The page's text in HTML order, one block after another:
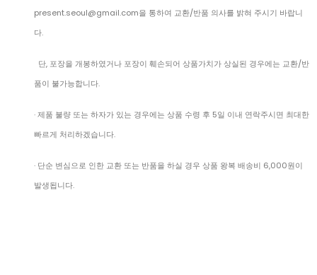
present.seoul@gmail.com을 통하여 교환/반품 의사를 밝혀 주시기 바랍니
다.
단, 포장을 개봉하였거나 포장이 훼손되어 상품가치가 상실된 경우에는 교환/반
품이 불가능합니다.
· 제품 불량 또는 하자가 있는 경우에는 상품 수령 후 5일 이내 연락주시면 최대한
빠르게 처리하겠습니다.
· 단순 변심으로 인한 교환 또는 반품을 하실 경우 상품 왕복 배송비 6,000원이
발생됩니다.